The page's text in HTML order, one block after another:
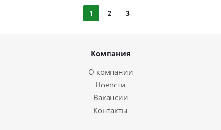
1 2 3
Компания
О компании
Новости
Вакансии
Контакты